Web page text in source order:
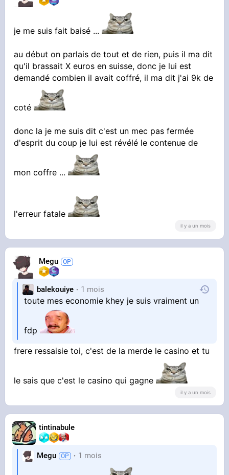
je me suis fait baisé ...
au début on parlais de tout et de rien, puis il ma dit
qu'il brassait X euros en suisse, donc je lui est
demandé combien il avait coffré, il ma dit j'ai 9k de
coté
donc la je me suis dit c'est un mec pas fermée
d'esprit du coup je lui est révélé le contenue de
mon coffre ...
l'erreur fatale
il y a un mois
Megu
balekouiye 1 mois
toute mes economie khey je suis vraiment un
fdp
frere ressaisie toi, c'est de la merde le casino et tu
le sais que c'est le casino qui gagne
il y a un mois
tintinabule
Megu 1 mois